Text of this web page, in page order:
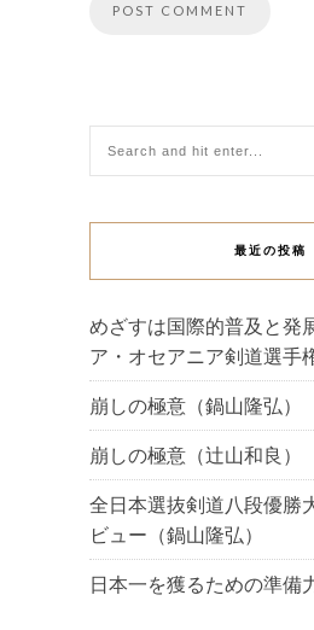
最近の投稿
めざすは国際的普及と発
ア・オセアニア剣道選手
崩しの極意（鍋山隆弘）
崩しの極意（辻山和良）
全日本選抜剣道八段優勝
ビュー（鍋山隆弘）
日本一を獲るための準備